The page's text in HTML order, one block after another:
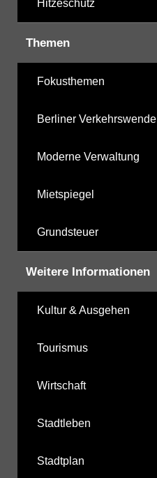
Hitzeschutz
Themen
Fokusthemen
Berliner Verkehrswende
Moderne Verwaltung
Mietspiegel
Grundsteuer
Weitere Informationen
Kultur & Ausgehen
Tourismus
Wirtschaft
Stadtleben
Stadtplan